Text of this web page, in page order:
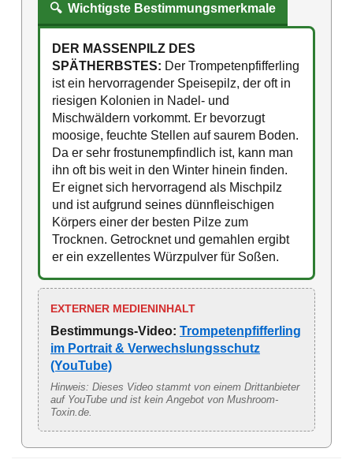
🔍 Wichtigste Bestimmungsmerkmale
DER MASSENPILZ DES
SPÄTHERBSTES: Der Trompetenpfifferling
ist ein hervorragender Speisepilz, der oft in
riesigen Kolonien in Nadel- und
Mischwäldern vorkommt. Er bevorzugt
moosige, feuchte Stellen auf saurem Boden.
Da er sehr frostunempfindlich ist, kann man
ihn oft bis weit in den Winter hinein finden.
Er eignet sich hervorragend als Mischpilz
und ist aufgrund seines dünnfleischigen
Körpers einer der besten Pilze zum
Trocknen. Getrocknet und gemahlen ergibt
er ein exzellentes Würzpulver für Soßen.
EXTERNER MEDIENINHALT
Bestimmungs-Video: Trompetenpfifferling
im Portrait & Verwechslungsschutz
(YouTube)
Hinweis: Dieses Video stammt von einem Drittanbieter
auf YouTube und ist kein Angebot von Mushroom-
Toxin.de.